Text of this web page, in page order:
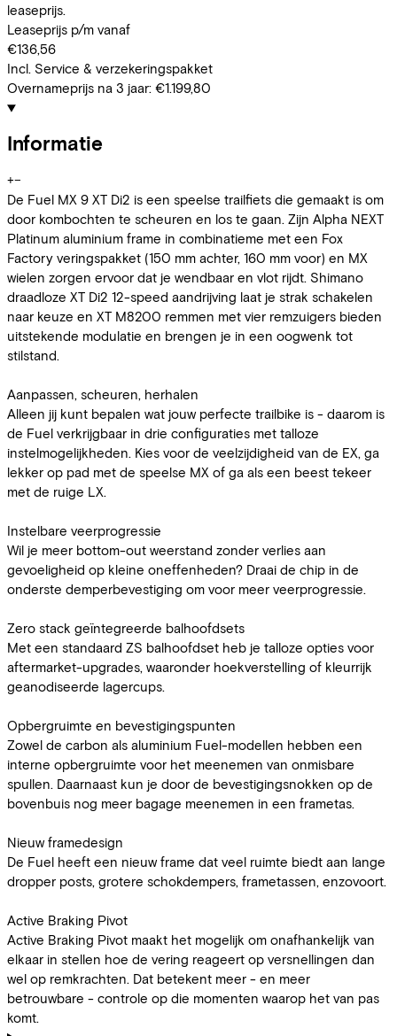
leaseprijs.
Leaseprijs p/m vanaf
€136,56
Incl. Service & verzekeringspakket
Overnameprijs na 3 jaar: €1.199,80
Informatie
+−
De Fuel MX 9 XT Di2 is een speelse trailfiets die gemaakt is om
door kombochten te scheuren en los te gaan. Zijn Alpha NEXT
Platinum aluminium frame in combinatieme met een Fox
Factory veringspakket (150 mm achter, 160 mm voor) en MX
wielen zorgen ervoor dat je wendbaar en vlot rijdt. Shimano
draadloze XT Di2 12-speed aandrijving laat je strak schakelen
naar keuze en XT M8200 remmen met vier remzuigers bieden
uitstekende modulatie en brengen je in een oogwenk tot
stilstand.
Aanpassen, scheuren, herhalen
Alleen jij kunt bepalen wat jouw perfecte trailbike is - daarom is
de Fuel verkrijgbaar in drie configuraties met talloze
instelmogelijkheden. Kies voor de veelzijdigheid van de EX, ga
lekker op pad met de speelse MX of ga als een beest tekeer
met de ruige LX.
Instelbare veerprogressie
Wil je meer bottom-out weerstand zonder verlies aan
gevoeligheid op kleine oneffenheden? Draai de chip in de
onderste demperbevestiging om voor meer veerprogressie.
Zero stack geïntegreerde balhoofdsets
Met een standaard ZS balhoofdset heb je talloze opties voor
aftermarket-upgrades, waaronder hoekverstelling of kleurrijk
geanodiseerde lagercups.
Opbergruimte en bevestigingspunten
Zowel de carbon als aluminium Fuel-modellen hebben een
interne opbergruimte voor het meenemen van onmisbare
spullen. Daarnaast kun je door de bevestigingsnokken op de
bovenbuis nog meer bagage meenemen in een frametas.
Nieuw framedesign
De Fuel heeft een nieuw frame dat veel ruimte biedt aan lange
dropper posts, grotere schokdempers, frametassen, enzovoort.
Active Braking Pivot
Active Braking Pivot maakt het mogelijk om onafhankelijk van
elkaar in stellen hoe de vering reageert op versnellingen dan
wel op remkrachten. Dat betekent meer - en meer
betrouwbare - controle op die momenten waarop het van pas
komt.